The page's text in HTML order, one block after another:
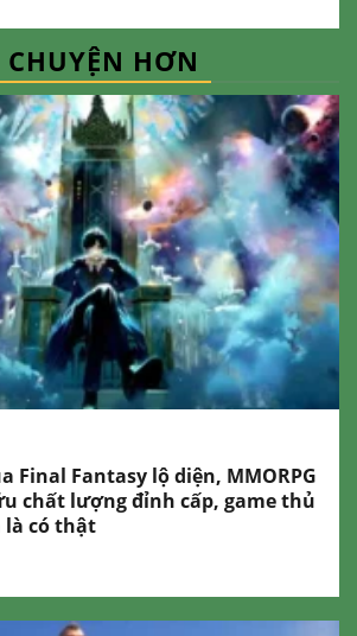
HƠN
Final Fantasy lộ diện, MMORPG
chất lượng đỉnh cấp, game thủ
là có thật